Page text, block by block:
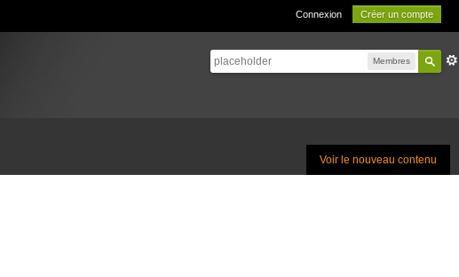
Connexion Créer un compte
Membres
Voir le nouveau contenu